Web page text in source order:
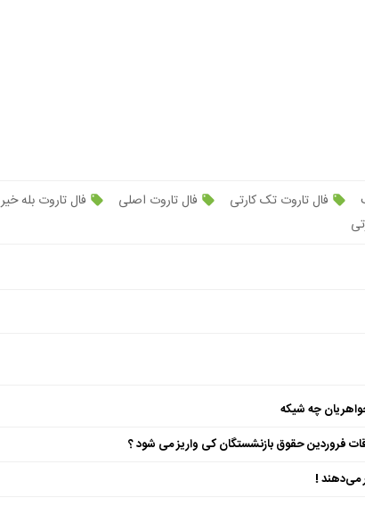
فال تاروت تک کارتی فال تاروت اصلی
فال تاروت بله خیر
چه شیکه